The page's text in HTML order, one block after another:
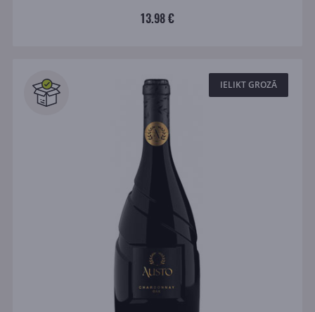
13.98 €
IELIKT GROZĀ